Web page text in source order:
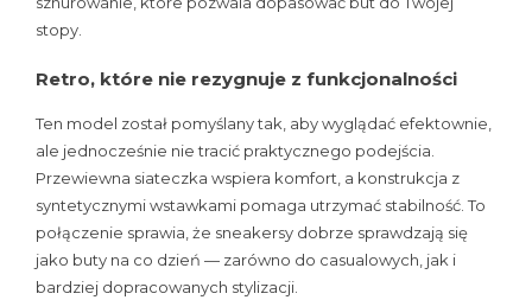
stopy.
Retro, które nie rezygnuje z funkcjonalności
Ten model został pomyślany tak, aby wyglądać efektownie,
ale jednocześnie nie tracić praktycznego podejścia.
Przewiewna siateczka wspiera komfort, a konstrukcja z
syntetycznymi wstawkami pomaga utrzymać stabilność. To
połączenie sprawia, że sneakersy dobrze sprawdzają się
jako buty na co dzień — zarówno do casualowych, jak i
bardziej dopracowanych stylizacji.